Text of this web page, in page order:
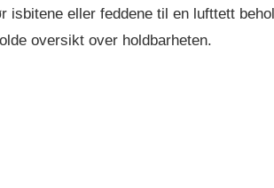
isbitene eller feddene til en lufttett
oversikt over holdbarheten.